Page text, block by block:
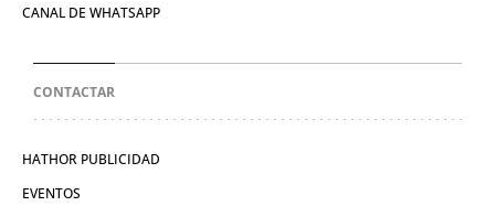
CANAL DE WHATSAPP
CONTACTAR
HATHOR PUBLICIDAD
EVENTOS